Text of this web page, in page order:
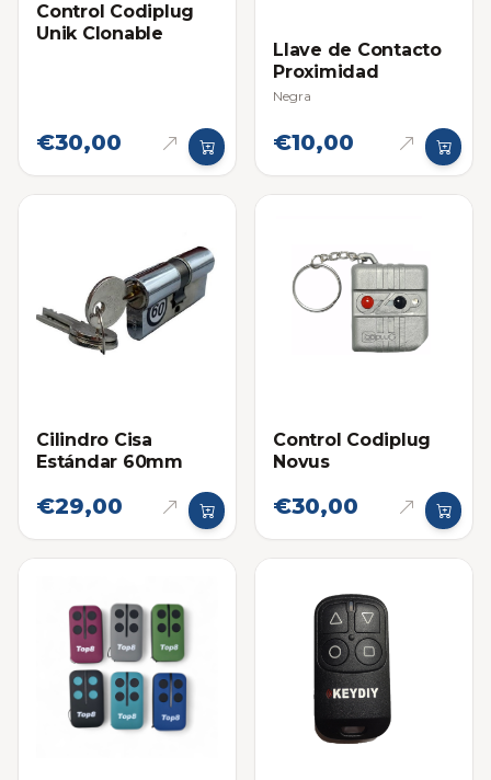
Control Codiplug
Unik Clonable
€30,00
Llave de Contacto
Proximidad
Negra
€10,00
Cilindro Cisa
Estándar 60mm
€29,00
Control Codiplug
Novus
€30,00